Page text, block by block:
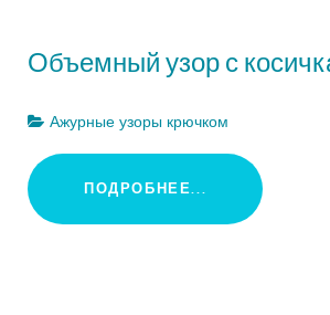
Объемный узор с
Ажурные узоры крючком
ПОДРОБНЕЕ...